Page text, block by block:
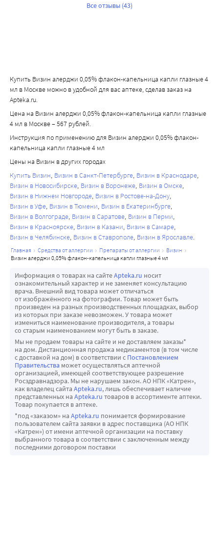
Все отзывы (43)
Купить Визин алерджи 0,05% флакон-капельница капли глазные 4
мл в Москве можно в удобной для вас аптеке, сделав заказ на
Apteka.ru.
Цена на Визин алерджи 0,05% флакон-капельница капли глазные
4 мл в Москве – 567 рублей.
Инструкция по применению для Визин алерджи 0,05% флакон-
капельница капли глазные 4 мл
Цены на Визин в других городах
Купить Визин Визин в Санкт-Петербурге Визин в Краснодаре
Визин в Новосибирске Визин в Воронеже Визин в Омске
Визин в Нижнем Новгороде Визин в Ростове-на-Дону
Визин в Уфе Визин в Тюмени Визин в Екатеринбурге
Визин в Волгограде Визин в Саратове Визин в Перми
Визин в Красноярске Визин в Казани Визин в Самаре
Визин в Челябинске Визин в Ставрополе Визин в Ярославле
главная средства от аллергии препараты от аллергии
визин
визин алерджи 0,05% флакон-капельница капли глазные 4 мл
Информация о товарах на сайтеApteka.ru носит
ознакомительный характер и не заменяет консультацию
врача. Внешний вид товара может отличаться
от изображённого на фотографии. Товар может быть
произведен на разных производственных площадках, выбор
из которых при заказе невозможен. У товара может
измениться наименование производителя, а товары
со старым наименованием могут быть в заказе.
Мы не продаем товары на сайте и не доставляем заказы*
на дом. Дистанционная продажа медикаментов (в том числе
с доставкой на дом) в соответствии с Постановлением
Правительства может осуществляться аптечной
организацией, имеющей соответствующее разрешение
Росздравнадзора. Мы не нарушаем закон. АО НПК «Катрен»,
как владелец сайта Apteka.ru, лишь обеспечивает наличие
представленных на Apteka.ru товаров в ассортименте аптеки.
Товар покупается в аптеке.
*под «заказом» на Apteka.ru понимается формирование
пользователем сайта заявки в адрес поставщика (АО НПК
«Катрен») от имени аптечной организации на поставку
выбранного товара в соответствии с заключенным между
последними договором поставки